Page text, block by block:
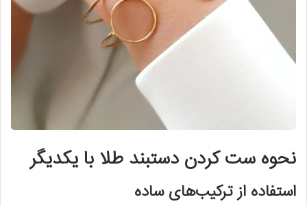
نحوه ست کردن دستبند طلا با یکدیگر
استفاده از ترکیب‌های ساده